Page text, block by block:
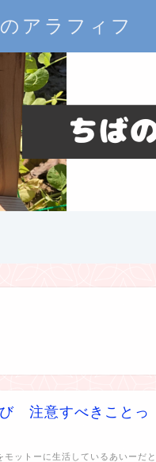
アラフィフ
注意すべきことっ
ットーに生活しているあいーだと